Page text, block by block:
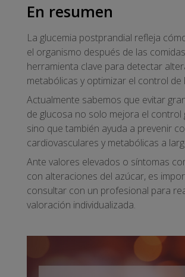
En resumen
La glucemia postprandial refleja
el organismo después de las
herramienta clave para detectar
metabólicas y optimizar el control de
Actualmente sabemos que evitar
de glucosa no solo mejora el control
sino que también ayuda a prevenir
cardiovasculares y metabólicas a
Ante valores elevados o síntomas
con alteraciones del azúcar, es
consultar con un profesional para
valoración individualizada.